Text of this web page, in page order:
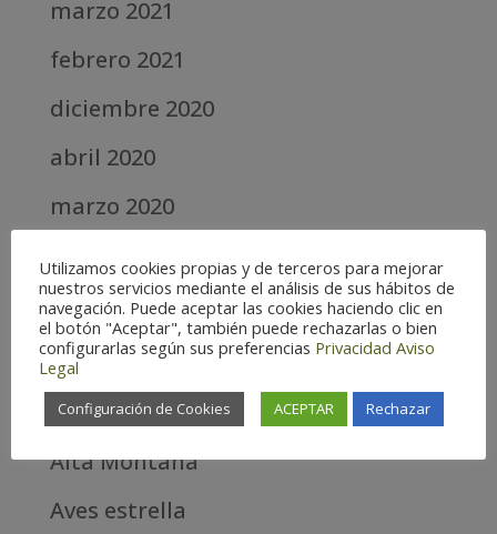
marzo 2021
febrero 2021
diciembre 2020
abril 2020
marzo 2020
febrero 2019
septiembre 2018
Categories
Alta
Alta Montaña
Aves estrella
Utilizamos cookies propias y de terceros para mejorar
nuestros servicios mediante el análisis de sus hábitos de
navegación. Puede aceptar las cookies haciendo clic en
el botón "Aceptar", también puede rechazarlas o bien
configurarlas según sus preferencias Privacidad Aviso
Legal
Configuración de Cookies ACEPTAR Rechazar